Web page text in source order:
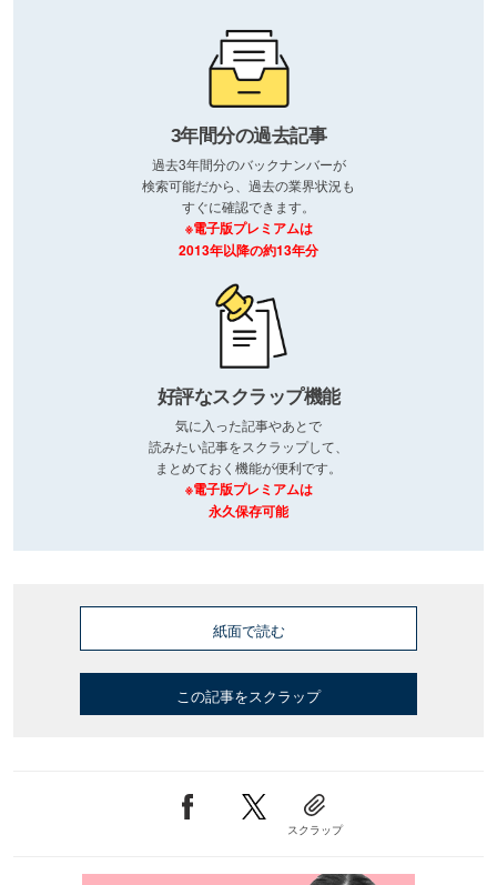
3年間分の過去記事
過去3年間分のバックナンバーが
検索可能だから、過去の業界状況も
すぐに確認できます。
※電子版プレミアムは
2013年以降の約13年分
好評なスクラップ機能
気に入った記事やあとで
読みたい記事をスクラップして、
まとめておく機能が便利です。
※電子版プレミアムは
永久保存可能
紙面で読む
この記事をスクラップ
スクラップ